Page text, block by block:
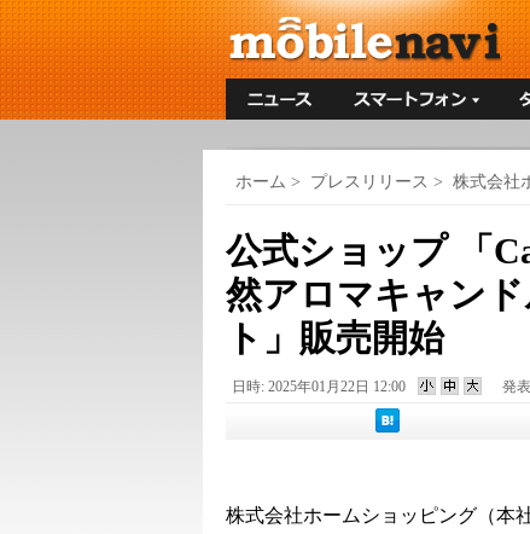
ホーム > プレスリリース > 株式会社
公式ショップ 「
然アロマキャン
ト」販売開始
日時: 2025年01月22日 12:00 発表
株式会社ホームショッピング（本